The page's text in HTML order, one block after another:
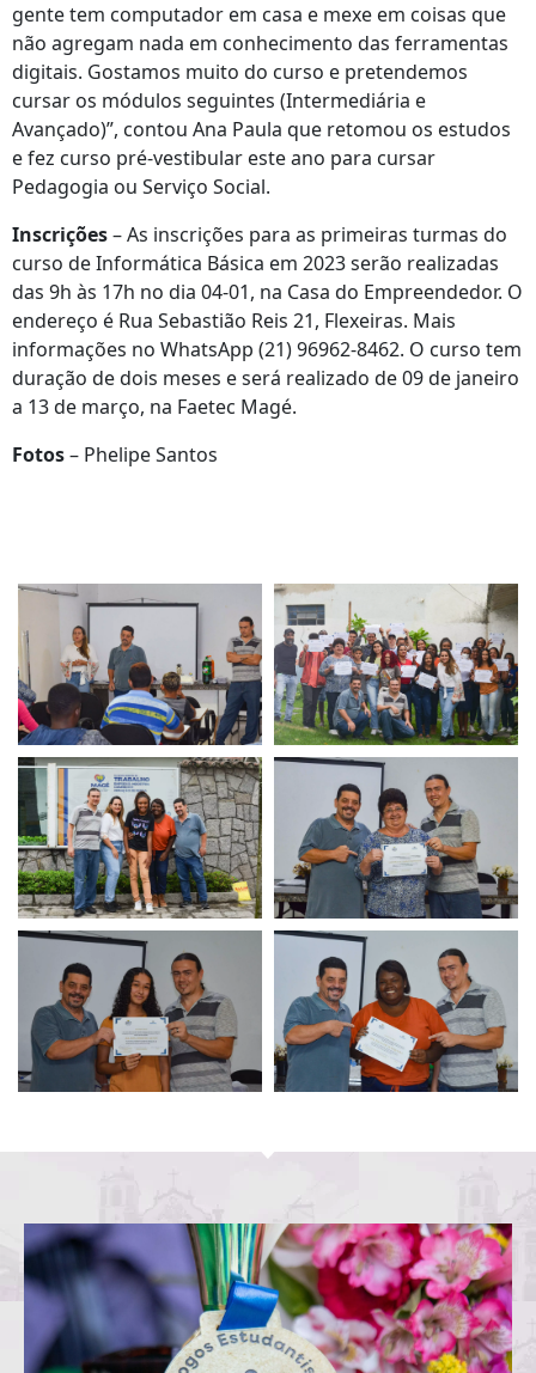
gente tem computador em casa e mexe em coisas que
não agregam nada em conhecimento das ferramentas
digitais. Gostamos muito do curso e pretendemos
cursar os módulos seguintes (Intermediária e
Avançado)”, contou Ana Paula que retomou os estudos
e fez curso pré-vestibular este ano para cursar
Pedagogia ou Serviço Social.
Inscrições– As inscrições para as primeiras turmas do
curso de Informática Básica em 2023 serão realizadas
das 9h às 17h no dia 04-01, na Casa do Empreendedor. O
endereço é Rua Sebastião Reis 21, Flexeiras. Mais
informações no WhatsApp (21) 96962-8462. O curso tem
duração de dois meses e será realizado de 09 de janeiro
a 13 de março, na Faetec Magé.
Fotos– Phelipe Santos